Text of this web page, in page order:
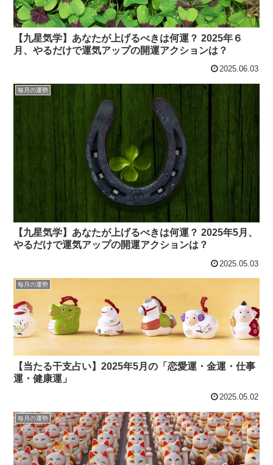
【九星気学】あなたが上げるべきは何運？ 2025年６
月、やるだけで運気アップの開運アクションは？
2025.06.03
毎月の運勢
【九星気学】あなたが上げるべきは何運？ 2025年5月、
やるだけで運気アップの開運アクションは？
2025.05.03
毎月の運勢
【当たる干支占い】2025年5月の「恋愛運・金運・仕事
運・健康運」
2025.05.02
毎月の運勢